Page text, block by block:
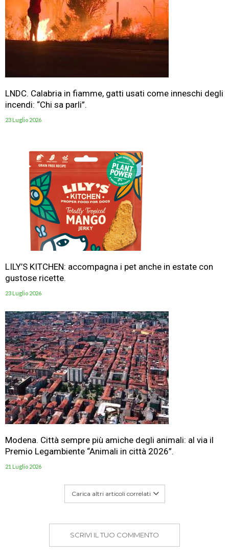
LNDC. Calabria in fiamme, gatti usati come inneschi degli
incendi: “Chi sa parli”.
23 Luglio 2026
LILY’S KITCHEN: accompagna i pet anche in estate con
gustose ricette.
23 Luglio 2026
Modena. Città sempre più amiche degli animali: al via il
Premio Legambiente “Animali in città 2026”.
21 Luglio 2026
Carica altri articoli correlati
SCRIVI IL TUO COMMENTO